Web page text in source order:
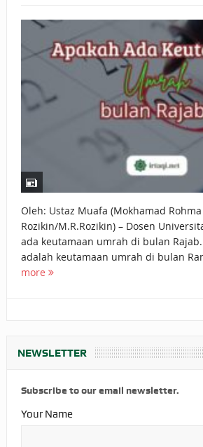
BAGAIMANA CARA MEMBAYAR ZAKAT
UANG HARAM BISA MENJADI HALAL
KEPEMILIKANNYA BERUBAH
ISTIDLAL BATIL VS ISTIDLAL SYAR’I
HUKUM MEMBAYAR ZAKAT DENGAN
HUKUM MEMBAYAR ZAKAT KEPADA
Oleh: Ustaz Muafa (Mokhamad Rohma
Rozikin/M.R.Rozikin) – Dosen
ada keutamaan umrah di bulan
adalah keutamaan umrah di bulan
more
NEWSLETTER
Subscribe to our email newsletter.
Your Name